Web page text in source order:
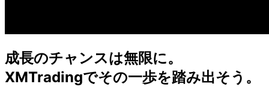
成長のチャンスは無限に。
XMTradingでその一歩を踏み出そう。